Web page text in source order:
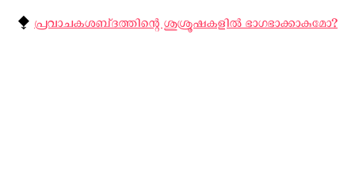
⧪ പ്രവാചകശബ്‌ദത്തിന്റെ ശുശ്രൂഷകളില്‍ ഭാഗഭാക്കാകുമോ?